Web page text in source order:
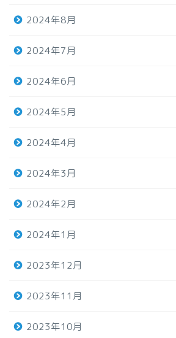
2024年8月
2024年7月
2024年6月
2024年5月
2024年4月
2024年3月
2024年2月
2024年1月
2023年12月
2023年11月
2023年10月